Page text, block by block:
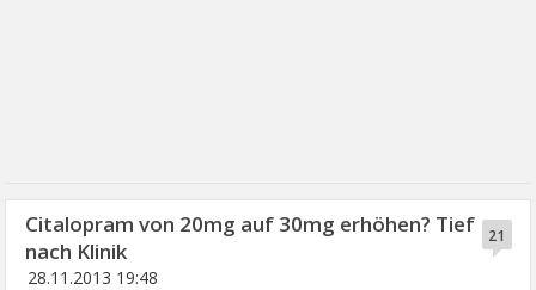
21
Citalopram von 20mg auf 30mg erhöhen? Tief
nach Klinik
28.11.2013 19:48